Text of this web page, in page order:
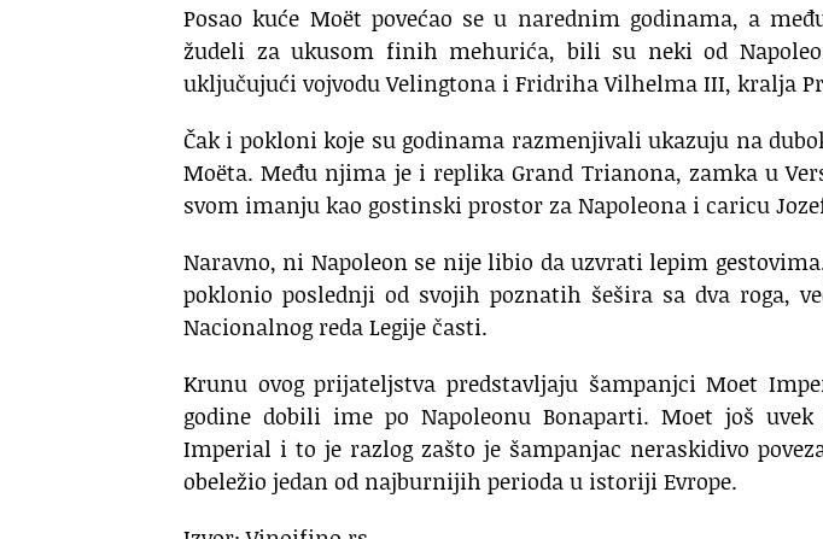
Posao kuće Moët povećao se u narednim godinama, a
žudeli za ukusom finih mehurića, bili su neki od
uključujući vojvodu Velingtona i Fridriha Vilhelma III, kralja
Čak i pokloni koje su godinama razmenjivali ukazuju na
Moëta. Među njima je i replika Grand Trianona, zamka u
svom imanju kao gostinski prostor za Napoleona i caricu
Naravno, ni Napoleon se nije libio da uzvrati lepim
poklonio poslednji od svojih poznatih šešira sa dva roga,
Nacionalnog reda Legije časti.
Krunu ovog prijateljstva predstavljaju šampanjci Moet
godine dobili ime po Napoleonu Bonaparti. Moet još
Imperial i to je razlog zašto je šampanjac neraskidivo
obeležio jedan od najburnijih perioda u istoriji Evrope.